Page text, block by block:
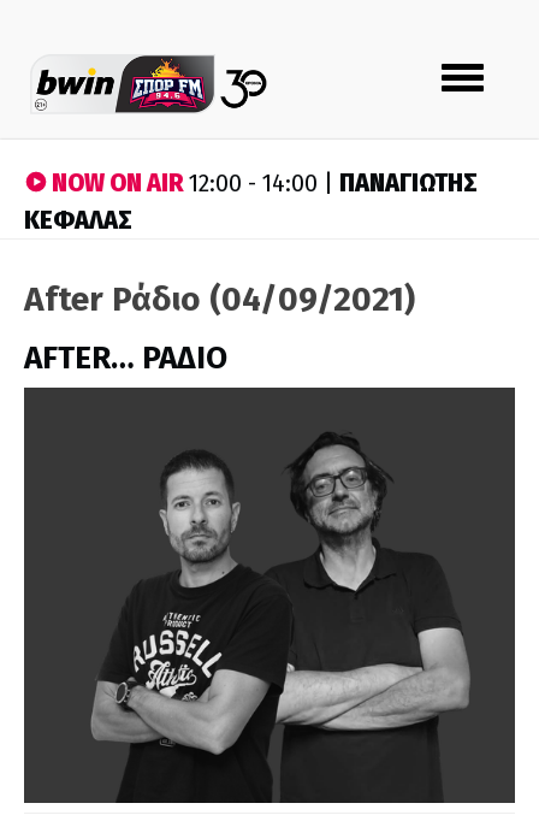
Toggle
navigation
NOW ON AIR12:00 - 14:00 | ΠΑΝΑΓΙΩΤΗΣ
ΚΕΦΑΛΑΣ
After Ράδιο (04/09/2021)
AFTER… ΡΑΔΙΟ